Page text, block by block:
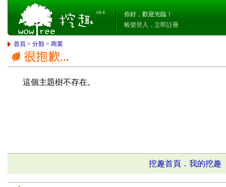
v0.4
你好，歡迎光臨！
帳號登入 ． 立即註冊
首頁 >分類 >商業
這個主題樹不存在。
挖趣首頁 ．我的挖趣